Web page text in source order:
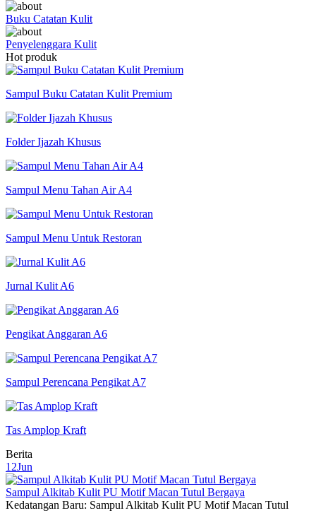
Buku Catatan Kulit
Penyelenggara Kulit
Hot produk
Sampul Buku Catatan Kulit Premium
Folder Ijazah Khusus
Sampul Menu Tahan Air A4
Sampul Menu Untuk Restoran
Jurnal Kulit A6
Pengikat Anggaran A6
Sampul Perencana Pengikat A7
Tas Amplop Kraft
Berita
12Jun
Sampul Alkitab Kulit PU Motif Macan Tutul Bergaya
Kedatangan Baru: Sampul Alkitab Kulit PU Motif Macan Tutul